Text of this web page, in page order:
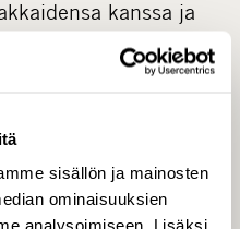
sisällön ja mainosten
ominaisuuksien
analysoimiseen. Lisäksi
kanssa ja
kehittämiseen – ei
että
henkilökohtainen
poikkeuksellinen.